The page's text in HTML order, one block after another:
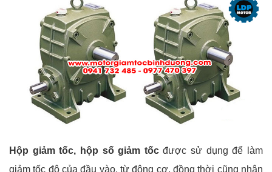
Hộp giảm tốc, hộp số giảm tốcđược sử dụng để làm
giảm tốc độ của đầu vào, từ động cơ, đồng thời cũng nhân